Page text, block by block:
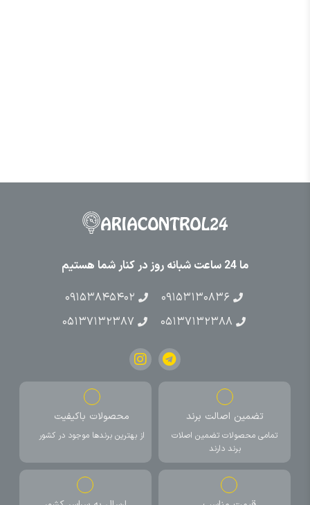
ما 24 ساعت شبانه روز در کنار شما هستیم
۰۹۱۵۳۱۳۰۸۳۶
۰۹۱۵۳۸۴۵۴۰۲
۰۵۱۳۷۱۳۲۳۸۸
۰۵۱۳۷۱۳۲۳۸۷
تضمین اصالت برند
تمامی محصولات تضمین اصلات
برند دارند
محصولات باکیفیت
از بهترین برندها موجود در کشور